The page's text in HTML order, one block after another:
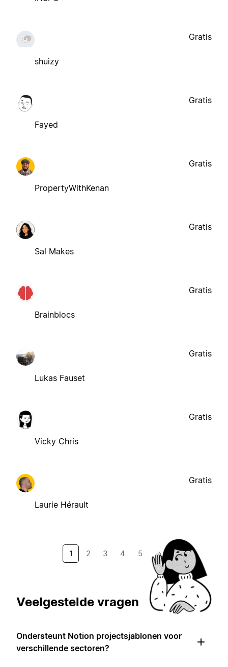
shuizy
Gratis
Fayed
Gratis
PropertyWithKenan
Gratis
Sal Makes
Gratis
Brainblocs
Gratis
Lukas Fauset
Gratis
Vicky Chris
Gratis
Laurie Hérault
Gratis
1 2 3 4 5 →
Veelgestelde vragen
Ondersteunt Notion projectsjablonen voor
verschillende sectoren?